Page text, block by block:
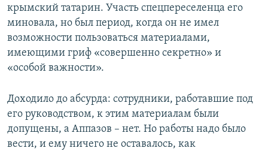
крымский татарин. Участь спецпереселенца его
миновала, но был период, когда он не имел
возможности пользоваться материалами,
имеющими гриф «совершенно секретно» и
«особой важности».
Доходило до абсурда: сотрудники, работавшие под
его руководством, к этим материалам были
допущены, а Аппазов – нет. Но работы надо было
вести, и ему ничего не оставалось, как